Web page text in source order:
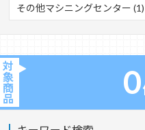
その他マシニングセンター (1)
対
象
商
品
0